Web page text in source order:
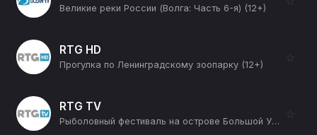
Великие реки России (Волга: Часть 6-я) (12+)
RTG HD
Прогулка по Ленинградскому зоопарку (12+)
☆
RTG TV
Рыболовный фестиваль на острове Большой Утриш (12+)
☆